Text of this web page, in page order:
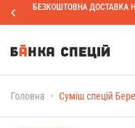
БЕЗКОШТОВНА ДОСТАВКА
Головна Суміш спецій